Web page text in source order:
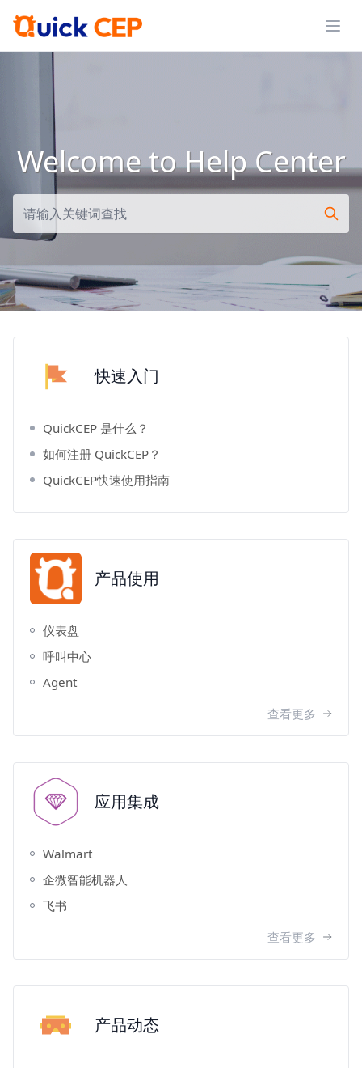
展开
Welcome to Help Center
快速入门
QuickCEP 是什么？
如何注册 QuickCEP？
QuickCEP快速使用指南
产品使用
仪表盘
呼叫中心
Agent
查看更多
应用集成
Walmart
企微智能机器人
飞书
查看更多
产品动态